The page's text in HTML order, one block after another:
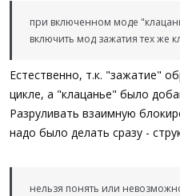
при включенном моде
включить мод зажатия тех же
Естественно, т.к. "зажатие"
цикле, а "клацанье" было
Разруливать взаимную
надо было делать сразу -
нельзя понять или